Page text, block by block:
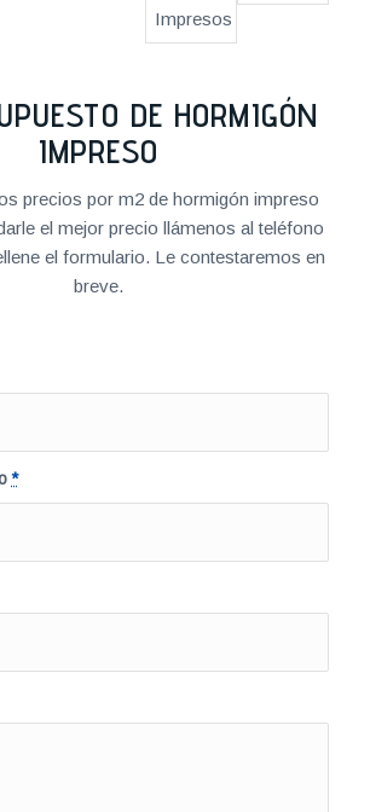
DE HORMIGÓN
IMPRESO
precios por m2 de hormigón impreso
el mejor precio llámenos al teléfono
el formulario. Le contestaremos en
breve.
*